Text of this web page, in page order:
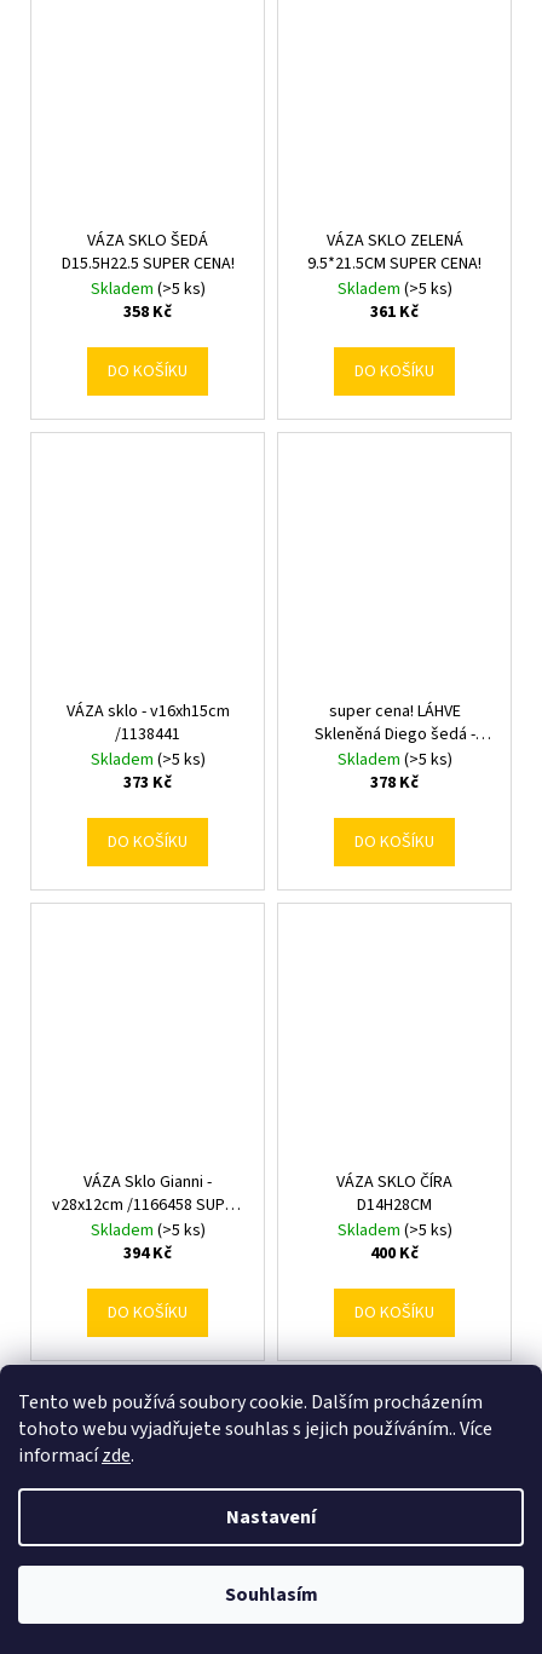
Tento web používá soubory cookie. Dalším procházením
tohoto webu vyjadřujete souhlas s jejich používáním.. Více
informacízde.
Nastavení
Souhlasím
VÁZA SKLO ŠEDÁ
D15.5H22.5 SUPER CENA!
Skladem (>5 ks)
358 Kč
DO KOŠÍKU
VÁZA SKLO ZELENÁ
9.5*21.5CM SUPER CENA!
Skladem (>5 ks)
361 Kč
DO KOŠÍKU
VÁZA sklo - v16xh15cm
/1138441
Skladem (>5 ks)
373 Kč
DO KOŠÍKU
super cena! LÁHVE
Skleněná Diego šedá -
v30xh18cm
Skladem (>5 ks)
378 Kč
DO KOŠÍKU
VÁZA Sklo Gianni -
v28x12cm /1166458 SUPER
CENA!
Skladem (>5 ks)
394 Kč
DO KOŠÍKU
VÁZA SKLO ČÍRA
D14H28CM
Skladem (>5 ks)
400 Kč
DO KOŠÍKU